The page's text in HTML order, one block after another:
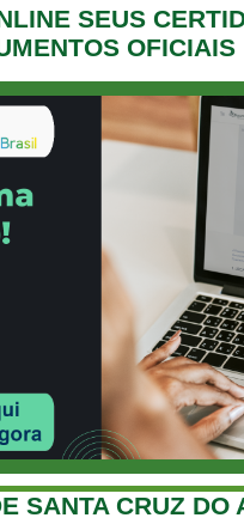
SEUS
OFICIAIS
SANTA CRUZ DO